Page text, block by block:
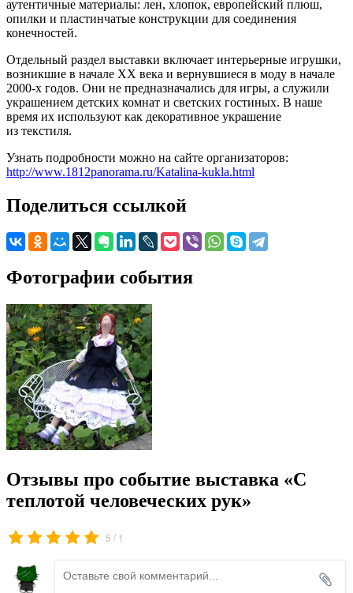
аутентичные материалы: лен, хлопок, европейский плюш,
опилки и пластинчатые конструкции для соединения
конечностей.
Отдельный раздел выставки включает интерьерные игрушки,
возникшие в начале XX века и вернувшиеся в моду в начале
2000-х годов. Они не предназначались для игры, а служили
украшением детских комнат и светских гостиных. В наше
время их используют как декоративное украшение
из текстиля.
Узнать подробности можно на сайте организаторов:
http://www.1812panorama.ru/Katalina-kukla.html
Поделиться ссылкой
Фотографии события
Отзывы про событие выставка «С
теплотой человеческих рук»
5 / 1